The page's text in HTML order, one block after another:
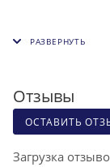
Отзывы
ОСТАВИТЬ
Загрузка